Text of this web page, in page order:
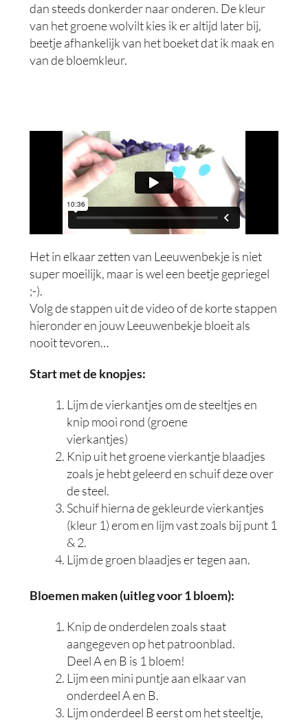
dan steeds donkerder naar onderen. De kleur
van het groene wolvilt kies ik er altijd later bij,
beetje afhankelijk van het boeket dat ik maak en
van de bloemkleur.
Het in elkaar zetten van Leeuwenbekje is niet
super moeilijk, maar is wel een beetje gepriegel
;-).
Volg de stappen uit de video of de korte stappen
hieronder en jouw Leeuwenbekje bloeit als
nooit tevoren…
Start met de knopjes:
Lijm de vierkantjes om de steeltjes en
knip mooi rond (groene
vierkantjes)
Knip uit het groene vierkantje blaadjes
zoals je hebt geleerd en schuif deze over
de steel.
Schuif hierna de gekleurde vierkantjes
(kleur 1) erom en lijm vast zoals bij punt 1
& 2.
Lijm de groen blaadjes er tegen aan.
Bloemen maken (uitleg voor 1 bloem):
Knip de onderdelen zoals staat
aangegeven op het patroonblad.
Deel A en B is 1 bloem!
Lijm een mini puntje aan elkaar van
onderdeel A en B.
Lijm onderdeel B eerst om het steeltje,